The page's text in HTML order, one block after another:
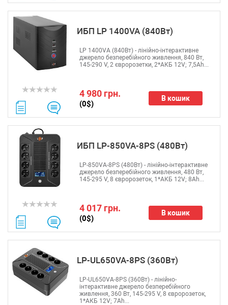
ИБП LP 1400VA (840Вт)
4 980 грн.
(0$)
В кошик
LP 1400VA (840Вт) - лінійно-інтерактивне
джерело безперебійного живлення, 840 Вт,
145-290 V, 2 євророзетки, 2*АКБ 12V; 7,5Ah...
ИБП LP-850VA-8PS (480Вт)
4 017 грн.
(0$)
В кошик
LP-850VA-8PS (480Вт) - лінійно-інтерактивне
джерело безперебійного живлення, 480 Вт,
145-295 V, 8 євророзеток, 1*АКБ 12V; 8Ah...
LP-UL650VA-8PS (360Вт)
LP-UL650VA-8PS (360Вт) - лінійно-
інтерактивне джерело безперебійного
живлення, 360 Вт, 145-295 V, 8 євророзеток,
1*АКБ 12V; 7Ah...